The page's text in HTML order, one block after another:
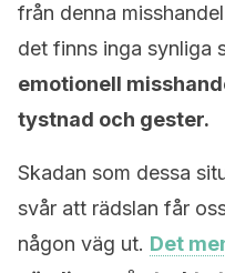
från denna
det finns inga synliga
emotionell
tystnad och gester.
Skadan som dessa
svår att rädslan får
någon väg ut. Det